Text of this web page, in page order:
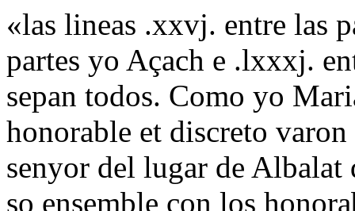
«las lineas .xxvj. entre las
partes yo Açach e .lxxxj.
sepan todos. Como yo
honorable et discreto
senyor del lugar de Albalat
so ensemble con los